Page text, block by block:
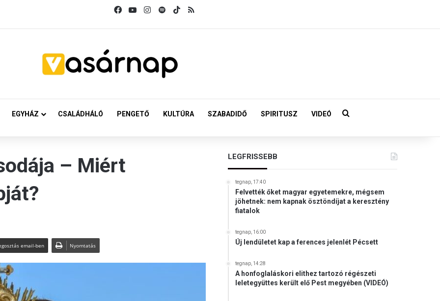
FacebookYouTubeInstagram
SpotifyTikTok
EGYHÁZ CSALÁDHÁLÓ PENGETŐ KULTÚRA SZABADIDŐ SPIRITUSZ VIDEÓ Keresés:
– Miért
email-ben Nyomtatás
LEGFRISSEBB
tegnap, 17:40
Felvették őket magyar egyetemekre, mégsem
jöhetnek: nem kapnak ösztöndíjat a keresztény
fiatalok
tegnap, 16:00
Új lendületet kap a ferences jelenlét Pécsett
tegnap, 14:28
A honfoglaláskori elithez tartozó régészeti
leletegyüttes került elő Pest megyében (VIDEÓ)